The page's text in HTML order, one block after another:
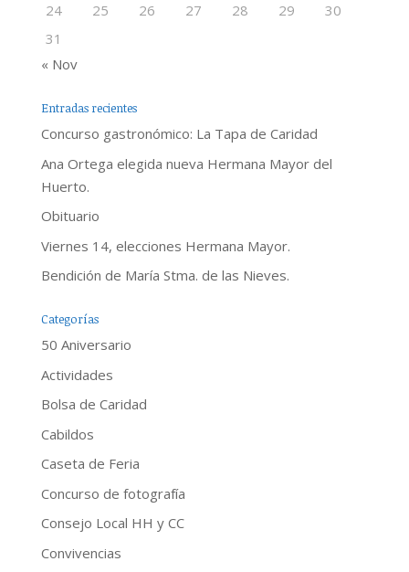
24
25 26 27 28 29
30
31
« Nov
Entradas recientes
Concurso gastronómico: La Tapa de Caridad
Ana Ortega elegida nueva Hermana Mayor del
Huerto.
Obituario
Viernes 14, elecciones Hermana Mayor.
Bendición de María Stma. de las Nieves.
Categorías
50 Aniversario
Actividades
Bolsa de Caridad
Cabildos
Caseta de Feria
Concurso de fotografía
Consejo Local HH y CC
Convivencias